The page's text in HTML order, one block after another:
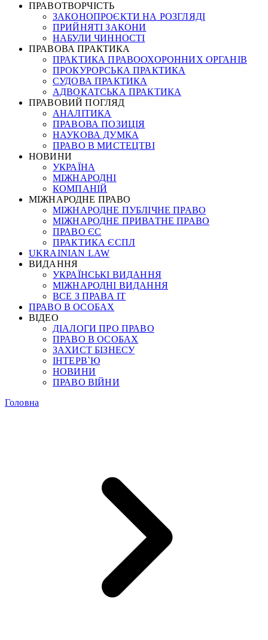
ПРАВОТВОРЧІСТЬ
ЗАКОНОПРОЄКТИ НА РОЗГЛЯДІ
ПРИЙНЯТІ ЗАКОНИ
НАБУЛИ ЧИННОСТІ
ПРАВОВА ПРАКТИКА
ПРАКТИКА ПРАВООХОРОННИХ ОРГАНІВ
ПРОКУРОРСЬКА ПРАКТИКА
СУДОВА ПРАКТИКА
АДВОКАТСЬКА ПРАКТИКА
ПРАВОВИЙ ПОГЛЯД
АНАЛІТИКА
ПРАВОВА ПОЗИЦІЯ
НАУКОВА ДУМКА
ПРАВО В МИСТЕЦТВІ
НОВИНИ
УКРАЇНА
МІЖНАРОДНІ
КОМПАНІЙ
МІЖНАРОДНЕ ПРАВО
МІЖНАРОДНЕ ПУБЛІЧНЕ ПРАВО
МІЖНАРОДНЕ ПРИВАТНЕ ПРАВО
ПРАВО ЄС
ПРАКТИКА ЄСПЛ
UKRAINIAN LAW
ВИДАННЯ
УКРАЇНСЬКІ ВИДАННЯ
МІЖНАРОДНІ ВИДАННЯ
ВСЕ З ПРАВА ІТ
ПРАВО В ОСОБАХ
ВІДЕО
ДІАЛОГИ ПРО ПРАВО
ПРАВО В ОСОБАХ
ЗАХИСТ БІЗНЕСУ
ІНТЕРВ`Ю
НОВИНИ
ПРАВО ВІЙНИ
Головна